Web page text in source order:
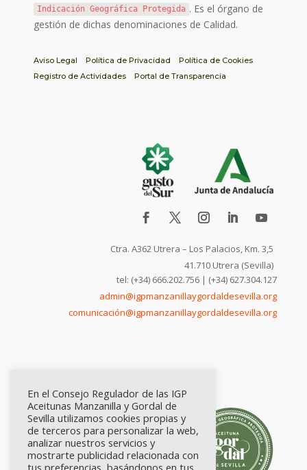
Indicación Geográfica Protegida . Es el órgano de
gestión de dichas denominaciones de Calidad.
Aviso Legal Política de Privacidad
Política de Cookies
Registro de Actividades
Portal de Transparencia
Ctra. A362 Utrera – Los Palacios, Km. 3,5
41.710 Utrera (Sevilla)
tel: (+34) 666.202.756 | (+34) 627.304.127
admin@igpmanzanillaygordaldesevilla.org
comunicación@igpmanzanillaygordaldesevilla.org
En el Consejo Regulador de las IGP
Aceitunas Manzanilla y Gordal de
Sevilla utilizamos cookies propias y
de terceros para personalizar la web,
analizar nuestros servicios y
mostrarte publicidad relacionada con
tus preferencias, basándonos en tus